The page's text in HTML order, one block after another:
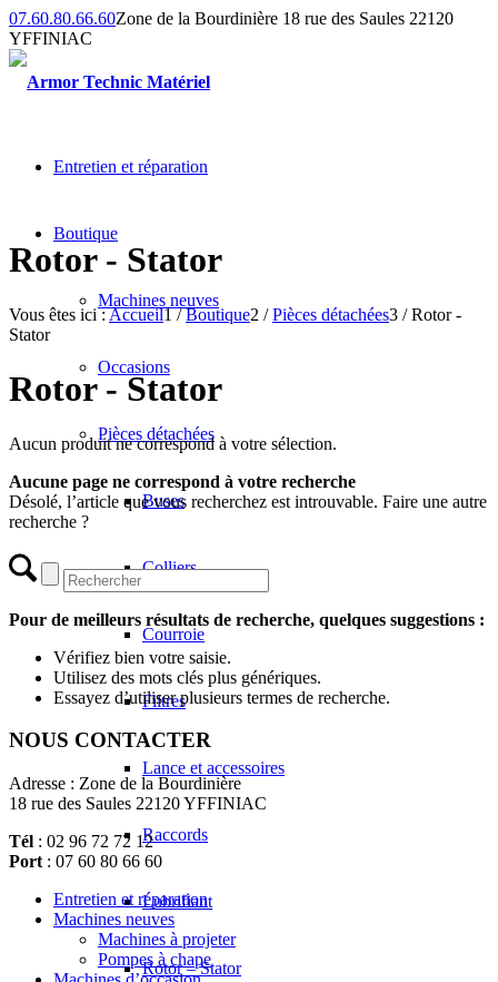
07.60.80.66.60Zone de la Bourdinière 18 rue des Saules 22120
YFFINIAC
Entretien et réparation
Boutique
Machines neuves
Occasions
Pièces détachées
Buses
Colliers
Courroie
Filtres
Lance et accessoires
Raccords
Lubrifiant
Rotor – Stator
Rotor - Stator
Vous êtes ici :Accueil1 / Boutique2 / Pièces détachées3 / Rotor -
Stator
Rotor - Stator
Aucun produit ne correspond à votre sélection.
Aucune page ne correspond à votre recherche
Désolé, l’article que vous recherchez est introuvable. Faire une autre
recherche ?
Pour de meilleurs résultats de recherche, quelques suggestions :
Vérifiez bien votre saisie.
Utilisez des mots clés plus génériques.
Essayez d’utiliser plusieurs termes de recherche.
NOUS CONTACTER
Adresse : Zone de la Bourdinière
18 rue des Saules 22120 YFFINIAC
Tél : 02 96 72 72 12
Port : 07 60 80 66 60
Entretien et réparation
Machines neuves
Machines à projeter
Pompes à chape